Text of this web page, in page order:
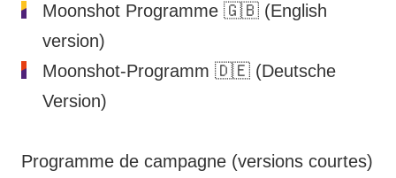
Moonshot Programme 🇬🇧 (English
version)
Moonshot-Programm 🇩🇪 (Deutsche
Version)
Programme de campagne (versions courtes)